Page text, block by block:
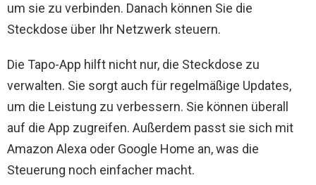
um sie zu verbinden. Danach können Sie die
Steckdose über Ihr Netzwerk steuern.
Die Tapo-App hilft nicht nur, die Steckdose zu
verwalten. Sie sorgt auch für regelmäßige Updates,
um die Leistung zu verbessern. Sie können überall
auf die App zugreifen. Außerdem passt sie sich mit
Amazon Alexa oder Google Home an, was die
Steuerung noch einfacher macht.